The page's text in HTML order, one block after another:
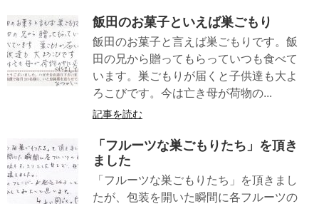
飯田のお菓子といえば巣ごもり
飯田のお菓子と言えば巣ごもりです。飯
田の兄から贈ってもらっていつも食べて
います。巣ごもりが届くと子供達も大よ
ろこびです。今は亡き母が荷物の...
記事を読む
「フルーツな巣ごもりたち」を頂き
ました
「フルーツな巣ごもりたち」を頂きまし
たが、包装を開いた瞬間に各フルーツの